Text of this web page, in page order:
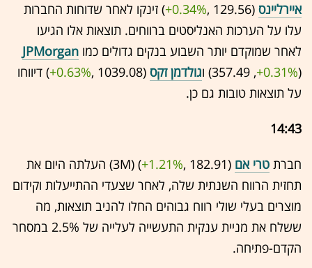
איירליינס (129.56 ,‎
+0.34%‏) זינקו לאחר שדוחות החברות
עלו על הערכות האנליסטים ברווחים. תוצאות אלו הגיעו
לאחר שמוקדם יותר השבוע בנקים גדולים כמו JPMorgan
(357.49 ,‎
+0.31% ‏) וגולדמן זקס (1039.08 ,‎
+0.63%‏) דיווחו
על תוצאות טובות גם כן.
14:43
חברת טרי אם (182.91 ,‎
+1.21%
‏) (3M) העלתה היום את
תחזית הרווח השנתית שלה, לאחר שצעדי ההתייעלות וקידום
מוצרים בעלי שולי רווח גבוהים החלו להניב תוצאות, מה
ששלח את מניית ענקית התעשייה לעלייה של 2.5% במסחר
הקדם-פתיחה.